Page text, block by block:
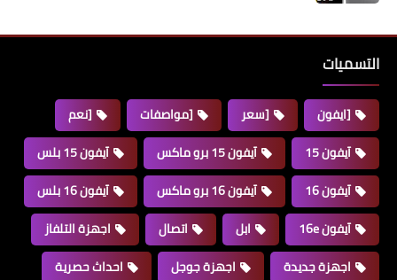
التسميات
[ايفون [سعر [مواصفات
[نعم
آيفون 15
آيفون 15 برو ماكس
آيفون 15 بلس
آيفون 16
آيفون 16 برو ماكس
آيفون 16 بلس
آيفون 16e
ابل اتصال
اجهزة التلفاز
اجهزة جديدة
اجهزة جوجل
احداث حصرية